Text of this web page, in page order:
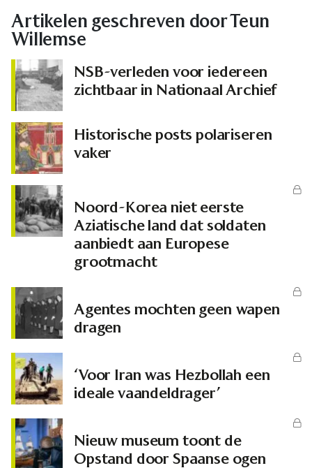
Artikelen geschreven door Teun
Willemse
NSB-verleden voor iedereen
zichtbaar in Nationaal Archief
Historische posts polariseren
vaker
Noord-Korea niet eerste
Aziatische land dat soldaten
aanbiedt aan Europese
grootmacht
Agentes mochten geen wapen
dragen
‘Voor Iran was Hezbollah een
ideale vaandeldrager’
Nieuw museum toont de
Opstand door Spaanse ogen